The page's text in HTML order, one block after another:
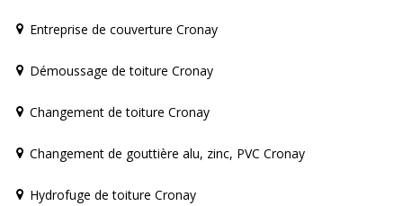
Entreprise de couverture Cronay
Démoussage de toiture Cronay
Changement de toiture Cronay
Changement de gouttière alu, zinc, PVC Cronay
Hydrofuge de toiture Cronay